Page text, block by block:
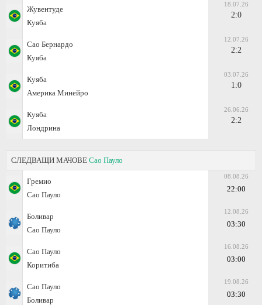
Жувентуде
Куяба
18.07.26
2:0
Сао Бернардо
Куяба
12.07.26
2:2
Куяба
Америка Минейро
03.07.26
1:0
Куяба
Лондрина
26.06.26
2:2
СЛЕДВАЩИ МАЧОВЕ Сао Пауло
Гремио
Сао Пауло
08.08.26
22:00
Боливар
Сао Пауло
12.08.26
03:30
Сао Пауло
Коритиба
16.08.26
03:00
Сао Пауло
Боливар
19.08.26
03:30